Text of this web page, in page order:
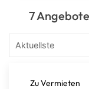
7 Angebote
Zu Vermieten